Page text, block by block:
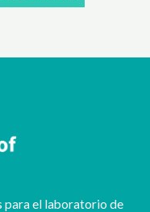
para el laboratorio de